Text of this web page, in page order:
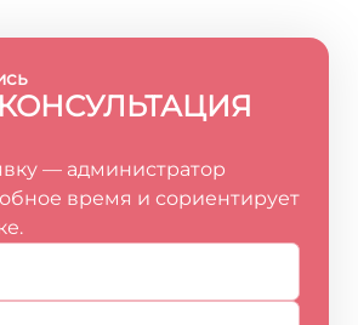
— администратор
время и сориентирует